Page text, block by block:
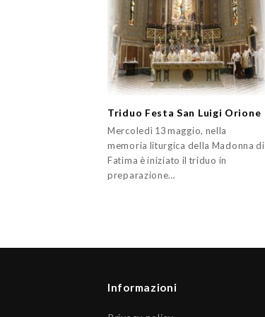
Triduo Festa San Luigi Orione
Mercoledì 13 maggio, nella
memoria liturgica della Madonna di
Fatima è iniziato il triduo in
preparazione…
Informazioni